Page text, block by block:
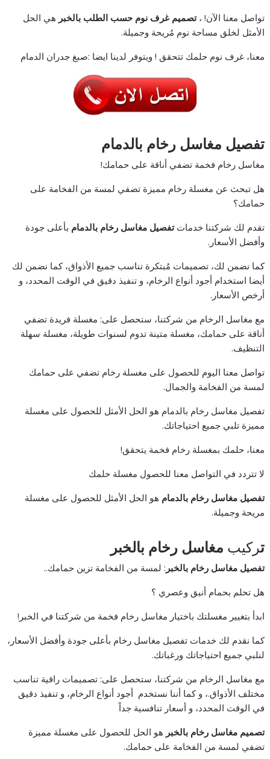
تواصل معنا الآن! ،تصميم غرف نوم حسب الطلب بالخبر هي الحل
الأمثل لخلق مساحة نوم مُريحة وجميلة.
معنا، غرف نوم حلمك تتحقق ! ويتوفر لدينا ايضا :صبغ جدران الدمام
تفصيل مغاسل رخام بالدمام
مغاسل رخام فخمة تضفي أناقة على حمامك!
هل تبحث عن مغسلة رخام مميزة تضفي لمسة من الفخامة على
حمامك؟
تقدم لك شركتنا خدماتتفصيل مغاسل رخام بالدمام بأعلى جودة
وأفضل الأسعار.
كما نضمن لك، تصميمات مُبتكرة تناسب جميع الأذواق، كما نضمن لك
أيضا استخدام أجود أنواع الرخام، و تنفيذ دقيق في الوقت المحدد، و
أرخص الأسعار.
مع مغاسل الرخام من شركتنا، ستحصل على: مغسلة فريدة تضفي
أناقة على حمامك، مغسلة متينة تدوم لسنوات طويلة، مغسلة سهلة
التنظيف.
تواصل معنا اليوم للحصول على مغسلة رخام تضفي على حمامك
لمسة من الفخامة والجمال.
تفصيل مغاسل رخام بالدمام هو الحل الأمثل للحصول على مغسلة
مميزة تلبي جميع احتياجاتك.
معنا، حلمك بمغسلة رخام فخمة يتحقق!
لا تتردد في التواصل معنا للحصول مغسلة حلمك
تفصيل مغاسل رخام بالدمام هو الحل الأمثل للحصول على مغسلة
مريحة وجميلة.
تركيب مغاسل رخام بالخبر
تفصيل مغاسل رخام بالخبر : لمسة من الفخامة تزين حمامك..
هل تحلم بحمام أنيق وعصري ؟
ابدأ بتغيير مغسلتك باختيار مغاسل رخام فخمة من شركتنا في الخبر!
كما نقدم لك خدمات تفصيل مغاسل رخام بأعلى جودة وأفضل الأسعار،
لنلبي جميع احتياجاتك ورغباتك.
مع مغاسل الرخام من شركتنا، ستحصل على: تصميمات راقية تناسب
مختلف الأذواق.، و كما أننا نستخدم أجود أنواع الرخام، و تنفيذ دقيق
في الوقت المحدد، و أسعار تنافسية جداً
تصميم مغاسل رخام بالخبر هو الحل للحصول على مغسلة مميزة
تضفي لمسة من الفخامة على حمامك.